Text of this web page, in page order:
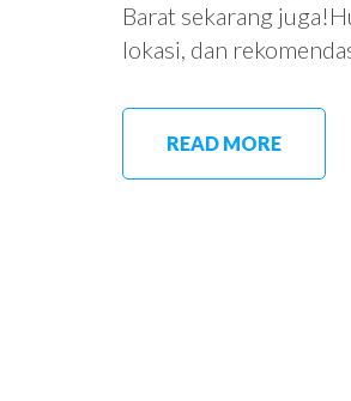
Barat sekarang
lokasi, dan
READ MORE